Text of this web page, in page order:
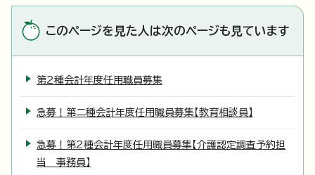
このページを見た人は次のページも見ています
第2種会計年度任用職員募集
急募！第二種会計年度任用職員募集【教育相談員】
急募！第2種会計年度任用職員募集【介護認定調査予約担
当 事務員】